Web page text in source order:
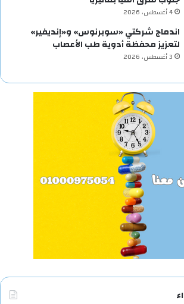
4 أغسطس، 2026
اندماج شركتي «سوبرنوس» و«إنديفير»
لتعزيز محفظة أدوية طب الأعصاب
3 أغسطس، 2026